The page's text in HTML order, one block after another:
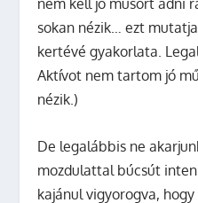
sokan nézik… ezt
kertévé gyakorlata.
Aktívot nem tartom jó
nézik.)
De legalábbis ne
mozdulattal búcsút
kajánul vigyorogva,